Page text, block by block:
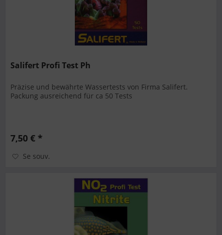
Salifert Profi Test Ph
Präzise und bewährte Wassertests von Firma Salifert.
Packung ausreichend für ca 50 Tests
7,50 € *
Se souv.